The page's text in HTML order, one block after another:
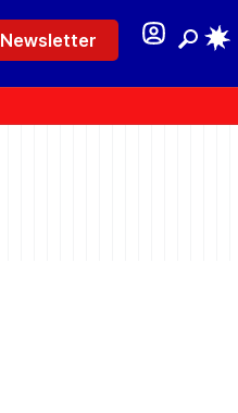
Newsletter